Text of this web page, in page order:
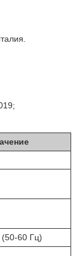
(50-60 Гц)